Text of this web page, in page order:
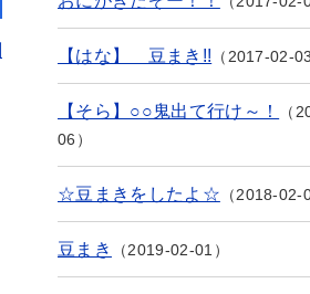
【はな】 豆まき!! 2017-02-03
【そら】○○鬼出て行け～！
06
☆豆まきをしたよ☆ 2018-02-
豆まき 2019-02-01